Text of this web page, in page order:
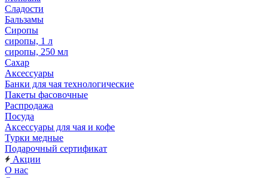
Сладости
Бальзамы
Сиропы
сиропы, 1 л
сиропы, 250 мл
Сахар
Аксессуары
Банки для чая технологические
Пакеты фасовочные
Распродажа
Посуда
Аксессуары для чая и кофе
Турки медные
Подарочный сертификат
Акции
О нас